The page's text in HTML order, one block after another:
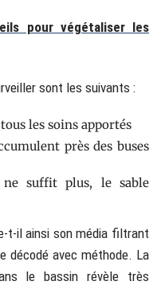
pour végétaliser les
sont les suivants :
les soins apportés
près des buses
ne suffit plus, le sable
t-il ainsi son média filtrant
décodé avec méthode. La
le bassin révèle très